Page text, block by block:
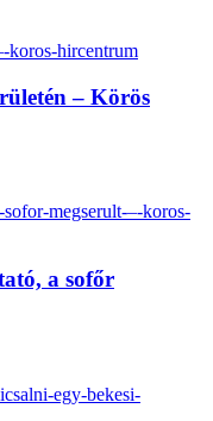
– Körös
a sofőr